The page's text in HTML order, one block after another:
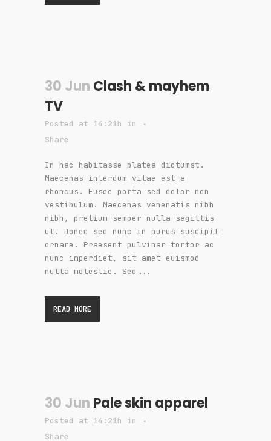
30 Jun Clash & mayhem
TV
Posted at 14:21h
in
Share
In hac habitasse platea dictumst.
Maecenas interdum vitae est a
rhoncus. Fusce porta sed dolor non
vestibulum. Maecenas venenatis nibh
nibh, pretium semper nulla sagittis
ut. Donec sed nunc in purus suscipit
ornare. Praesent pulvinar tortor ac
nunc imperdiet, sit amet euismod
nulla molestie. Sed...
READ MORE
30 Jun Pale skin apparel
Posted at 14:21h
in
Share